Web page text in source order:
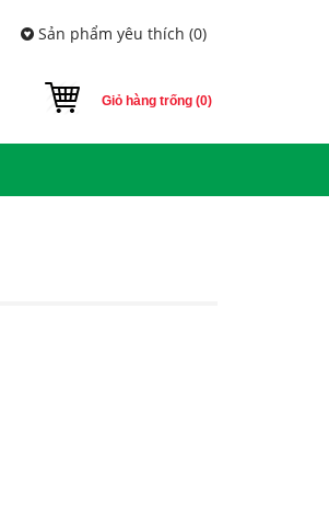
Sản phẩm yêu thích (0)
Giỏ hàng trống (0)